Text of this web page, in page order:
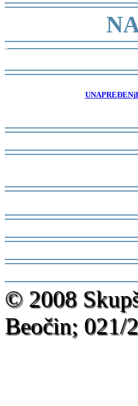
-
-
-
-
-
-
-
-
-
© 2008
Beočin; 021/